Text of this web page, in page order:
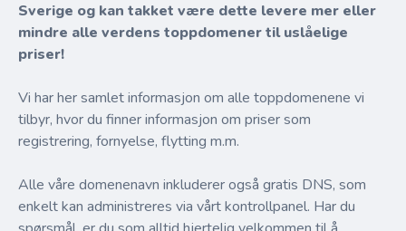
Sverige og kan takket være dette levere mer eller
mindre alle verdens toppdomener til uslåelige
priser!
Vi har her samlet informasjon om alle toppdomenene vi
tilbyr, hvor du finner informasjon om priser som
registrering, fornyelse, flytting m.m.
Alle våre domenenavn inkluderer også gratis DNS, som
enkelt kan administreres via vårt kontrollpanel. Har du